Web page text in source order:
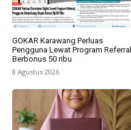
GOKAR Karawang Perluas
Pengguna Lewat Program Referral
Berbonus 50 ribu
8 Agustus 2026